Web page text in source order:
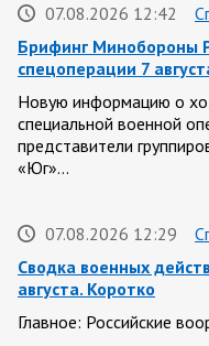
07.08.2026 12:42
Брифинг Минобороны
спецоперации 7
Новую информацию о
специальной военной
представители
«Юг»…
07.08.2026 12:29
Сводка военных
августа. Коротко
Главное: Российские